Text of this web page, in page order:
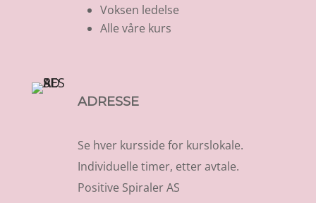
Voksen ledelse
Alle våre kurs
ADRESSE
Se hver kursside for kurslokale.
Individuelle timer, etter avtale.
Positive Spiraler AS